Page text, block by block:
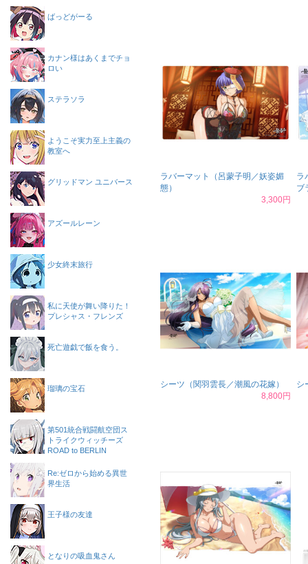
ラバーマット（呂蒙子明／妖姿媚
態）
3,300円
ラ
ブ
シーツ（関羽雲長／潮風の花嫁）
8,800円
シ
ばっどがーる
カナン様はあくまでチョ
ロい
ステラソラ
ようこそ実力至上主義の
教室へ
グリッドマン ユニバース
アズールレーン
少女終末旅行
私に天使が舞い降りた！
プレシャス・フレンズ
死亡遊戯で飯を食う。
瑠璃の宝石
第501統合戦闘航空団ス
トライクウィッチーズ
ROAD to BERLIN
Re:ゼロから始める異世
界生活
王子様の友達
となりの吸血鬼さん